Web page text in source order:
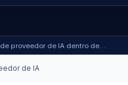
proveedor de IA dentro de…
de IA